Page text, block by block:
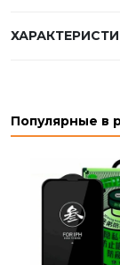
Популярные в